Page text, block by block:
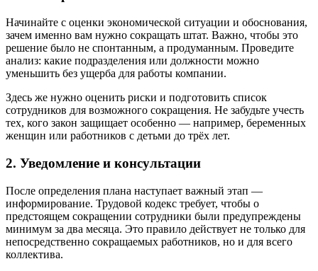
Начинайте с оценки экономической ситуации и обоснования,
зачем именно вам нужно сокращать штат. Важно, чтобы это
решение было не спонтанным, а продуманным. Проведите
анализ: какие подразделения или должности можно
уменьшить без ущерба для работы компании.
Здесь же нужно оценить риски и подготовить список
сотрудников для возможного сокращения. Не забудьте учесть
тех, кого закон защищает особенно — например, беременных
женщин или работников с детьми до трёх лет.
2. Уведомление и консультации
После определения плана наступает важный этап —
информирование. Трудовой кодекс требует, чтобы о
предстоящем сокращении сотрудники были предупреждены
минимум за два месяца. Это правило действует не только для
непосредственно сокращаемых работников, но и для всего
коллектива.